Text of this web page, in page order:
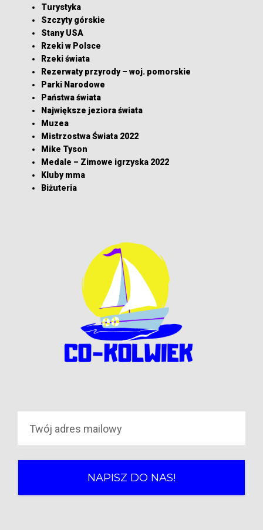
Turystyka
Szczyty górskie
Stany USA
Rzeki w Polsce
Rzeki świata
Rezerwaty przyrody – woj. pomorskie
Parki Narodowe
Państwa świata
Największe jeziora świata
Muzea
Mistrzostwa Świata 2022
Mike Tyson
Medale – Zimowe igrzyska 2022
Kluby mma
Biżuteria
NAPISZ DO NAS!